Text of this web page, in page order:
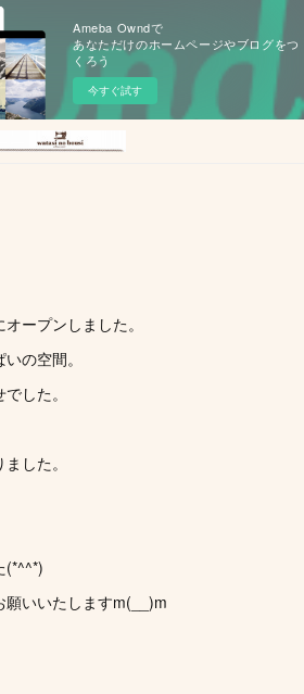
Ameba Owndで
あなただけのホームページやブログをつ
くろう
今すぐ試す
ープンしました。
の空間。
した。
した。
(*^^*)
願いいたしますm(__)m